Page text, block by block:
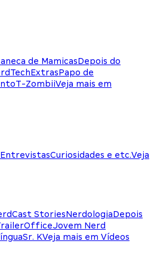
de MamicasDepois do
ExtrasPapo de
T-ZombiiVeja mais em
EntrevistasCuriosidades e etc.Veja
StoriesNerdologiaDepois
Jovem Nerd
Sr. KVeja mais em Vídeos